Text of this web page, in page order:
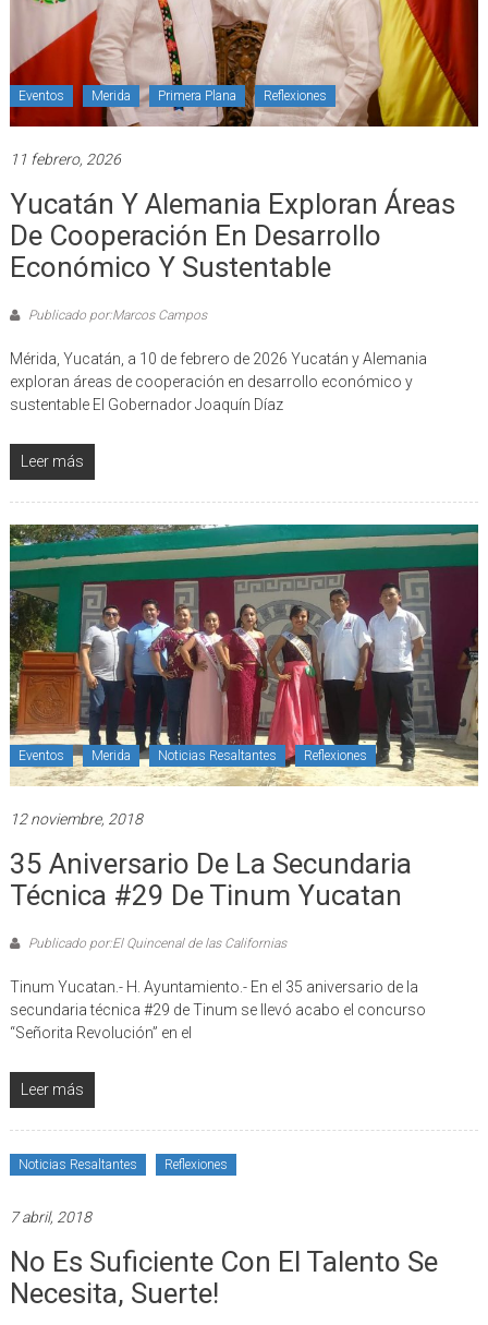
Eventos Merida Primera Plana Reflexiones
11 febrero, 2026
Yucatán Y Alemania Exploran Áreas
De Cooperación En Desarrollo
Económico Y Sustentable
Publicado por:Marcos Campos
Mérida, Yucatán, a 10 de febrero de 2026 Yucatán y Alemania
exploran áreas de cooperación en desarrollo económico y
sustentable El Gobernador Joaquín Díaz
Leer más
Eventos Merida Noticias Resaltantes Reflexiones
12 noviembre, 2018
35 Aniversario De La Secundaria
Técnica #29 De Tinum Yucatan
Publicado por:El Quincenal de las Californias
Tinum Yucatan.- H. Ayuntamiento.- En el 35 aniversario de la
secundaria técnica #29 de Tinum se llevó acabo el concurso
“Señorita Revolución” en el
Leer más
Noticias Resaltantes Reflexiones
7 abril, 2018
No Es Suficiente Con El Talento Se
Necesita, Suerte!